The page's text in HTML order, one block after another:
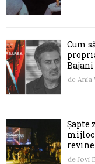
Cum
Bajani
de Ania
Șapte
mijloc
de Jovi